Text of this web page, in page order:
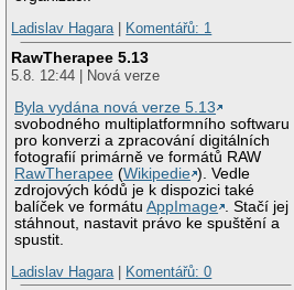
Ladislav Hagara| Komentářů: 1
RawTherapee 5.13
5.8. 12:44 | Nová verze
Byla vydána nová verze 5.13
svobodného multiplatformního softwaru
pro konverzi a zpracování digitálních
fotografií primárně ve formátů RAW
RawTherapee (Wikipedie ). Vedle
zdrojových kódů je k dispozici také
balíček ve formátuAppImage
. Stačí jej
stáhnout, nastavit právo ke spuštění a
spustit.
Ladislav Hagara| Komentářů: 0